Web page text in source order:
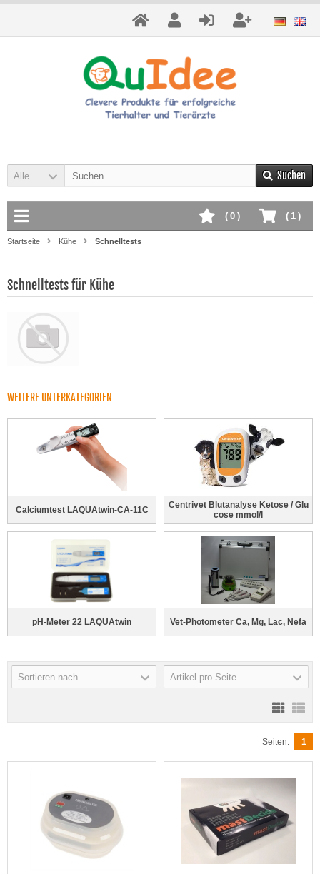
Alle Suchen
( 1 )
( 0 )
Startseite Kühe Schnelltests
Schnelltests für Kühe
WEITERE UNTERKATEGORIEN:
Calciumtest LAQUAtwin-CA-11C
Centrivet Blutanalyse Ketose / Glu
cose mmol/l
pH-Meter 22 LAQUAtwin Vet-Photometer Ca, Mg, Lac, Nefa
Sortieren nach ... Artikel pro Seite
Seiten: 1